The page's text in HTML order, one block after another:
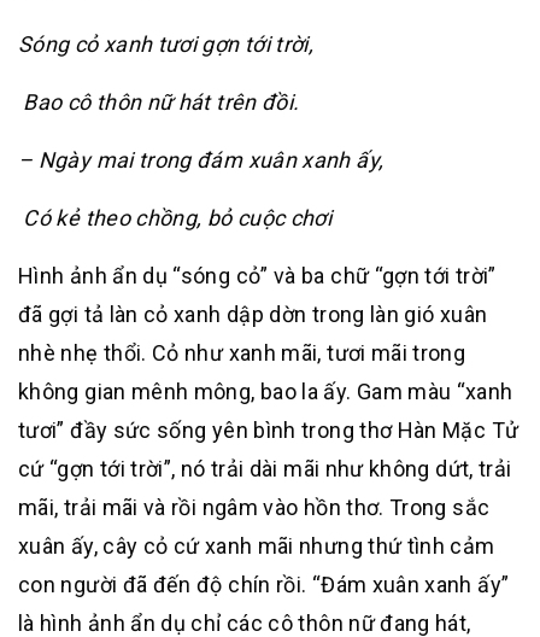
Sóng cỏ xanh tươi gợn tới trời,
Bao cô thôn nữ hát trên đồi.
– Ngày mai trong đám xuân xanh ấy,
Có kẻ theo chồng, bỏ cuộc chơi
Hình ảnh ẩn dụ “sóng cỏ” và ba chữ “gợn tới trời”
đã gợi tả làn cỏ xanh dập dờn trong làn gió xuân
nhè nhẹ thổi. Cỏ như xanh mãi, tươi mãi trong
không gian mênh mông, bao la ấy. Gam màu “xanh
tươi” đầy sức sống yên bình trong thơ Hàn Mặc Tử
cứ “gợn tới trời”, nó trải dài mãi như không dứt, trải
mãi, trải mãi và rồi ngâm vào hồn thơ. Trong sắc
xuân ấy, cây cỏ cứ xanh mãi nhưng thứ tình cảm
con người đã đến độ chín rồi. “Đám xuân xanh ấy”
là hình ảnh ẩn dụ chỉ các cô thôn nữ đang hát,